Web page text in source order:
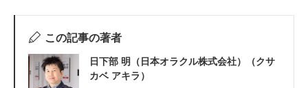
この記事の著者
日下部 明（日本オラクル株式会社）（クサ
カベ アキラ）